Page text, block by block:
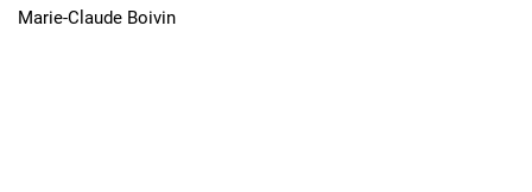
Marie-Claude Boivin